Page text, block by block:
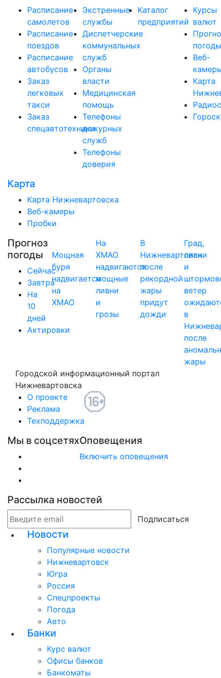
Расписание
самолетов
Расписание
поездов
Расписание
автобусов
Заказ
легковых
такси
Заказ
спецавтотехники
Экстренные
службы
Диспетчерские
коммунальных
служб
Органы
власти
Медицинская
помощь
Телефоны
дежурных
служб
Телефоны
доверия
Каталог
предприятий
Курсы
валют
погоды
Веб-
Карта
Карта
Карта Нижневартовска
Веб-камеры
Пробки
Прогноз
погоды
Сейчас
Завтра
На
10
дней
Актировки
Мощная
буря
надвигается
на
ХМАО
На
ХМАО
надвигаются
мощные
ливни
и
грозы
В
Нижневартовск
после
рекордной
жары
придут
дожди
Град,
ливни
и
ветер
в
после
жары
Городской информационный портал
Нижневартовска
О проекте
Реклама
Техподдержка
Мы в соцсетяхОповещения
Включить оповещения
Рассылка новостей
Подписаться
Новости
Популярные новости
Нижневартовск
Югра
Россия
Спецпроекты
Погода
Авто
Банки
Курс валют
Офисы банков
Банкоматы